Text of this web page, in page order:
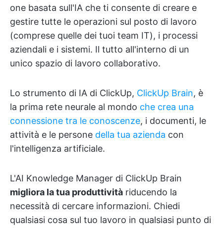
one basata sull'IA che ti consente di creare e
gestire tutte le operazioni sul posto di lavoro
(comprese quelle dei tuoi team IT), i processi
aziendali e i sistemi. Il tutto all'interno di un
unico spazio di lavoro collaborativo.
Lo strumento di IA di ClickUp, ClickUp Brain, è
la prima rete neurale al mondo che crea una
connessione tra le conoscenze, i documenti, le
attività e le persone della tua azienda con
l'intelligenza artificiale.
L'AI Knowledge Manager di ClickUp Brain
migliora la tua produttività riducendo la
necessità di cercare informazioni. Chiedi
qualsiasi cosa sul tuo lavoro in qualsiasi punto di